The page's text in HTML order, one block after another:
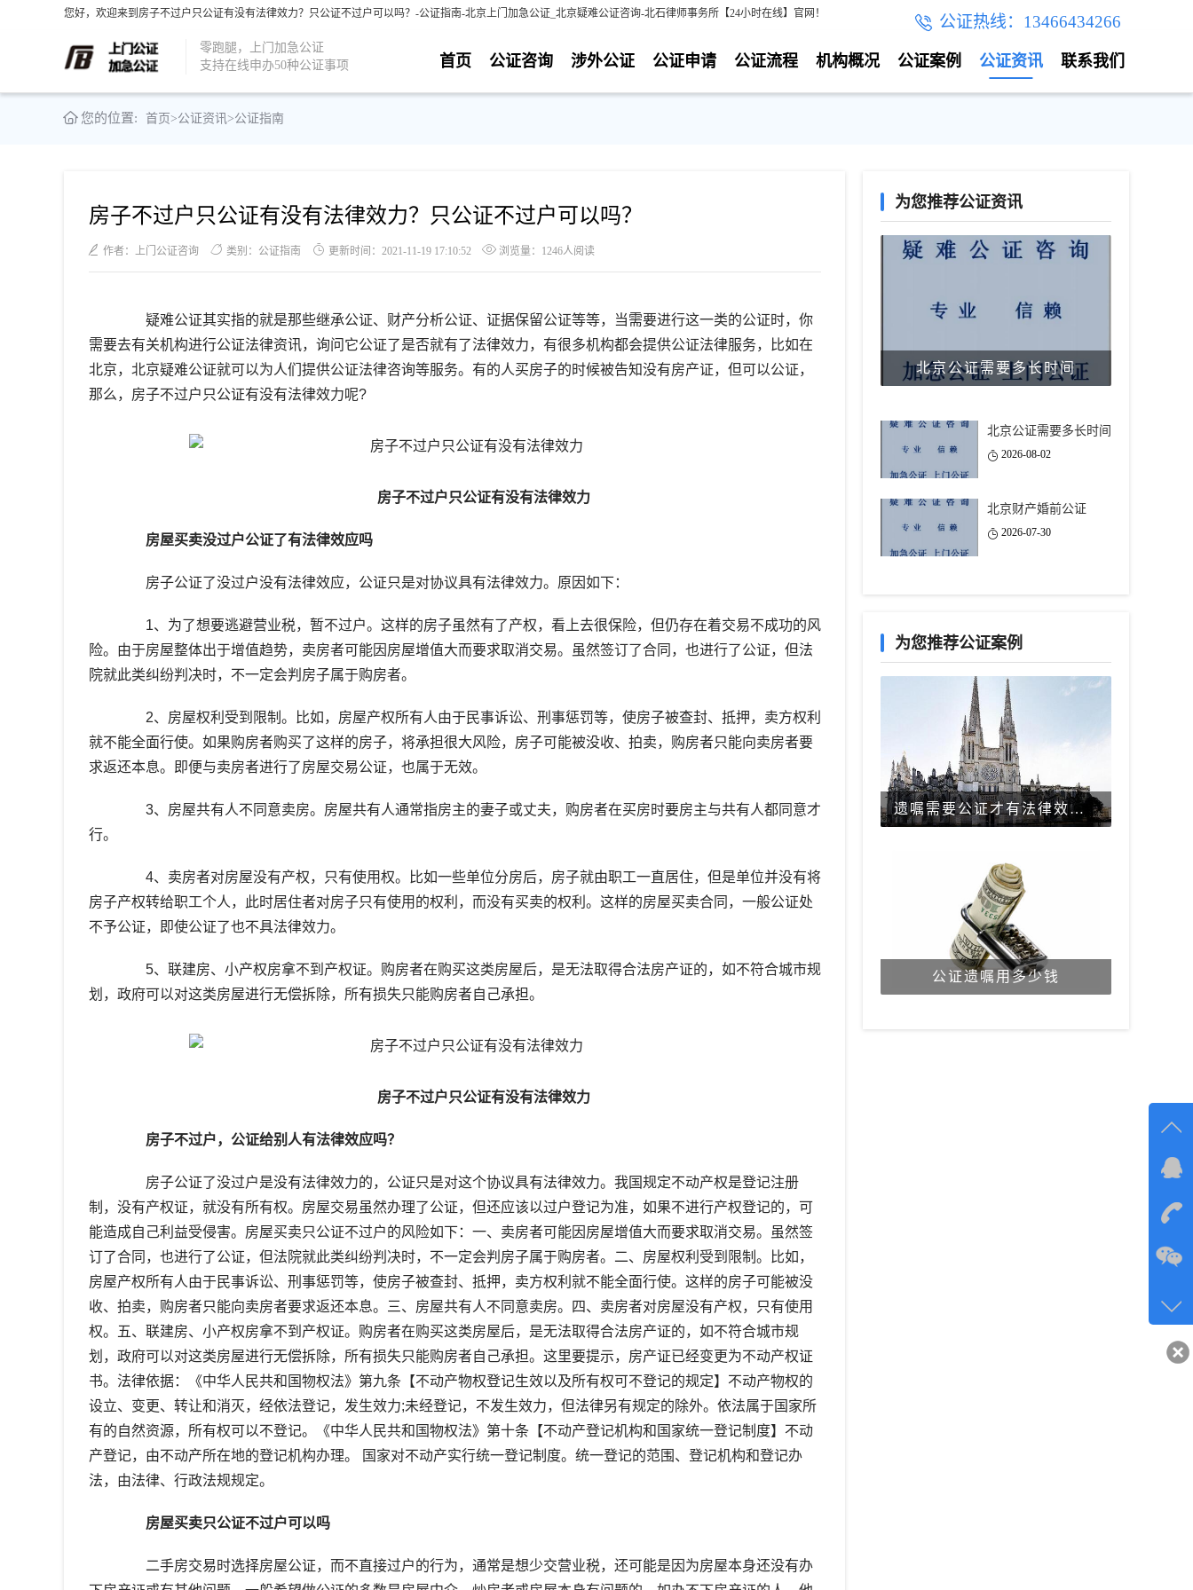
您好，欢迎来到房子不过户只公证有没有法律效力？只公证不过户可以吗？-公证指南-北京上门加急公证_北京疑难公证咨询-北石律师事务所【24小时在线】官网！ 公证热线：13466434266
零跑腿，上门加急公证
支持在线申办50种公证事项
联系我们
公证资讯
公证案例
机构概况
公证流程
公证申请
涉外公证
公证咨询
首页
您的位置: 首页>公证资讯>公证指南
房子不过户只公证有没有法律效力？只公证不过户可以吗？
作者：上门公证咨询 类别：公证指南 更新时间：2021-11-19 17:10:52 浏览量：1246人阅读
疑难公证其实指的就是那些继承公证、财产分析公证、证据保留公证等等，当需要进行这一类的公证时，你
需要去有关机构进行公证法律资讯，询问它公证了是否就有了法律效力，有很多机构都会提供公证法律服务，比如在
北京，北京疑难公证就可以为人们提供公证法律咨询等服务。有的人买房子的时候被告知没有房产证，但可以公证，
那么，房子不过户只公证有没有法律效力呢?
房子不过户只公证有没有法律效力
房屋买卖没过户公证了有法律效应吗
房子公证了没过户没有法律效应，公证只是对协议具有法律效力。原因如下：
1、为了想要逃避营业税，暂不过户。这样的房子虽然有了产权，看上去很保险，但仍存在着交易不成功的风
险。由于房屋整体出于增值趋势，卖房者可能因房屋增值大而要求取消交易。虽然签订了合同，也进行了公证，但法
院就此类纠纷判决时，不一定会判房子属于购房者。
2、房屋权利受到限制。比如，房屋产权所有人由于民事诉讼、刑事惩罚等，使房子被查封、抵押，卖方权利
就不能全面行使。如果购房者购买了这样的房子，将承担很大风险，房子可能被没收、拍卖，购房者只能向卖房者要
求返还本息。即便与卖房者进行了房屋交易公证，也属于无效。
3、房屋共有人不同意卖房。房屋共有人通常指房主的妻子或丈夫，购房者在买房时要房主与共有人都同意才
行。
4、卖房者对房屋没有产权，只有使用权。比如一些单位分房后，房子就由职工一直居住，但是单位并没有将
房子产权转给职工个人，此时居住者对房子只有使用的权利，而没有买卖的权利。这样的房屋买卖合同，一般公证处
不予公证，即使公证了也不具法律效力。
5、联建房、小产权房拿不到产权证。购房者在购买这类房屋后，是无法取得合法房产证的，如不符合城市规
划，政府可以对这类房屋进行无偿拆除，所有损失只能购房者自己承担。
房子不过户只公证有没有法律效力
房子不过户，公证给别人有法律效应吗？
房子公证了没过户是没有法律效力的，公证只是对这个协议具有法律效力。我国规定不动产权是登记注册
制，没有产权证，就没有所有权。房屋交易虽然办理了公证，但还应该以过户登记为准，如果不进行产权登记的，可
能造成自己利益受侵害。房屋买卖只公证不过户的风险如下：一、卖房者可能因房屋增值大而要求取消交易。虽然签
订了合同，也进行了公证，但法院就此类纠纷判决时，不一定会判房子属于购房者。二、房屋权利受到限制。比如，
房屋产权所有人由于民事诉讼、刑事惩罚等，使房子被查封、抵押，卖方权利就不能全面行使。这样的房子可能被没
收、拍卖，购房者只能向卖房者要求返还本息。三、房屋共有人不同意卖房。四、卖房者对房屋没有产权，只有使用
权。五、联建房、小产权房拿不到产权证。购房者在购买这类房屋后，是无法取得合法房产证的，如不符合城市规
划，政府可以对这类房屋进行无偿拆除，所有损失只能购房者自己承担。这里要提示，房产证已经变更为不动产权证
书。法律依据：《中华人民共和国物权法》第九条【不动产物权登记生效以及所有权可不登记的规定】不动产物权的
设立、变更、转让和消灭，经依法登记，发生效力;未经登记，不发生效力，但法律另有规定的除外。依法属于国家所
有的自然资源，所有权可以不登记。《中华人民共和国物权法》第十条【不动产登记机构和国家统一登记制度】不动
产登记，由不动产所在地的登记机构办理。 国家对不动产实行统一登记制度。统一登记的范围、登记机构和登记办
法，由法律、行政法规规定。
房屋买卖只公证不过户可以吗
二手房交易时选择房屋公证，而不直接过户的行为，通常是想少交营业税，还可能是因为房屋本身还没有办
为您推荐公证资讯
北京公证需要多长时间
北京公证需要多长时间
2026-08-02
北京财产婚前公证
2026-07-30
为您推荐公证案例
遗嘱需要公证才有法律效力吗？
公证遗嘱用多少钱
在线
咨询
客服